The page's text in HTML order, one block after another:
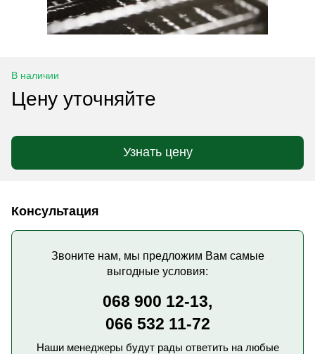
В наличии
Цену уточняйте
Узнать цену
Консультация
Звоните нам, мы предложим Вам самые
выгодные условия:
068 900 12-13,
066 532 11-72
Наши менеджеры будут рады ответить на любые